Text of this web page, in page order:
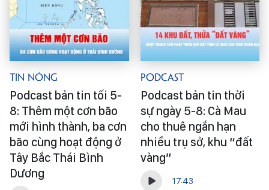
Tin Nóng
Podcast bản tin tối 5-
8: Thêm một cơn bão
mới hình thành, ba cơn
bão cùng hoạt động ở
Tây Bắc Thái Bình
Dương
Podcast
Podcast bản tin thời
sự ngày 5-8: Cà Mau
cho thuê ngắn hạn
nhiều trụ sở, khu “đất
vàng”
17:43